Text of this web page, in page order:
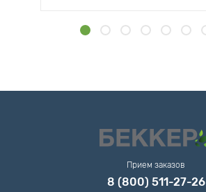
Прием заказов
8 (800) 511-27-26